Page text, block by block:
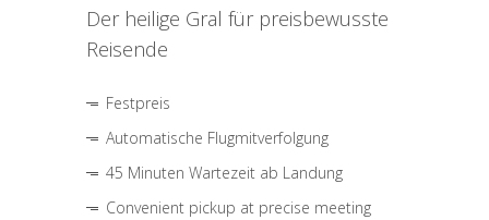
Der heilige Gral für preisbewusste
Reisende
Festpreis
Automatische Flugmitverfolgung
45 Minuten Wartezeit ab Landung
Convenient pickup at precise meeting